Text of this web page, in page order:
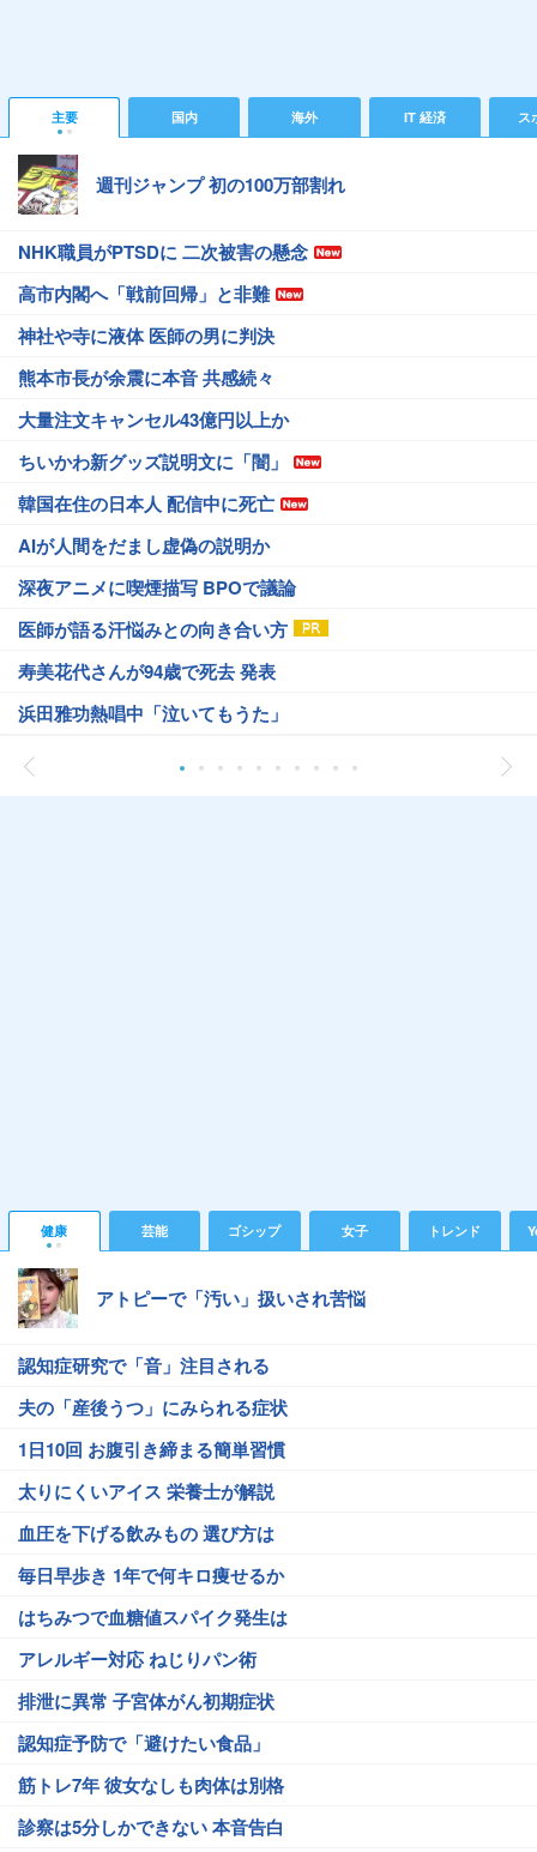
主要 国内 海外 IT 経済 ス
週刊ジャンプ 初の100万部割れ
NHK職員がPTSDに 二次被害の懸念
高市内閣へ「戦前回帰」と非難
神社や寺に液体 医師の男に判決
熊本市長が余震に本音 共感続々
大量注文キャンセル43億円以上か
ちいかわ新グッズ説明文に「闇」
韓国在住の日本人 配信中に死亡
AIが人間をだまし虚偽の説明か
深夜アニメに喫煙描写 BPOで議論
医師が語る汗悩みとの向き合い方
寿美花代さんが94歳で死去 発表
浜田雅功熱唱中「泣いてもうた」
健康 芸能 ゴシップ 女子 トレンド
アトピーで「汚い」扱いされ苦悩
認知症研究で「音」注目される
夫の「産後うつ」にみられる症状
1日10回 お腹引き締まる簡単習慣
太りにくいアイス 栄養士が解説
血圧を下げる飲みもの 選び方は
毎日早歩き 1年で何キロ痩せるか
はちみつで血糖値スパイク発生は
アレルギー対応 ねじりパン術
排泄に異常 子宮体がん初期症状
認知症予防で「避けたい食品」
筋トレ7年 彼女なしも肉体は別格
診察は5分しかできない 本音告白